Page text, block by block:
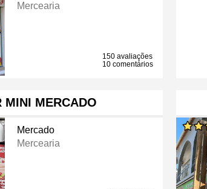
Mercearia
150 avaliações
10 comentários
MINI MERCADO
Mercado
Mercearia